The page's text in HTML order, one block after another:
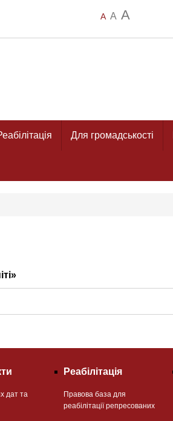
A A A
Для громадськості
дат та
Реабілітація
Правова база для
реабілітації репресованих